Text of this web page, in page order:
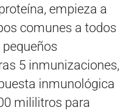
empieza a
comunes a todos
5 inmunizaciones,
inmunológica
mililitros para